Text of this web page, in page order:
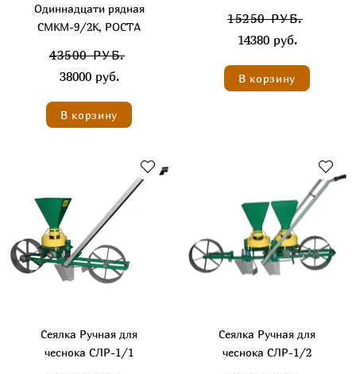
Одиннадцати рядная
СМКМ-9/2К, РОСТА
43500 РУБ.
38000 руб.
В корзину
15250 РУБ.
14380 руб.
В корзину
Сеялка Ручная для
чеснока СЛР-1/1
Сеялка Ручная для
чеснока СЛР-1/2